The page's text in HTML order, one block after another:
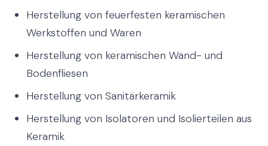
Herstellung von feuerfesten keramischen
Werkstoffen und Waren
Herstellung von keramischen Wand- und
Bodenfliesen
Herstellung von Sanitärkeramik
Herstellung von Isolatoren und Isolierteilen aus
Keramik